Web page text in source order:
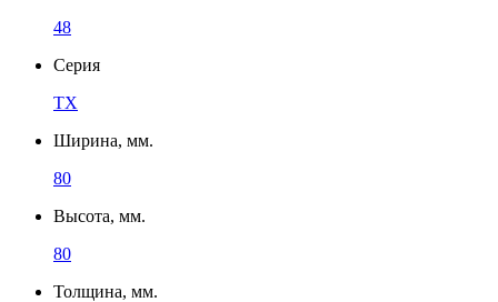
48
Серия
TX
Ширина, мм.
80
Высота, мм.
80
Толщина, мм.